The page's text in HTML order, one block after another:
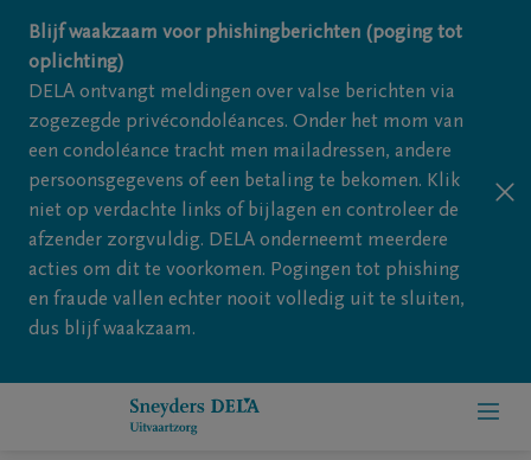
Overslaan en naar inhoud gaan
Blijf waakzaam voor phishingberichten (poging tot
oplichting)
DELA ontvangt meldingen over valse berichten via
zogezegde privécondoléances. Onder het mom van
een condoléance tracht men mailadressen, andere
persoonsgegevens of een betaling te bekomen. Klik
niet op verdachte links of bijlagen en controleer de
afzender zorgvuldig. DELA onderneemt meerdere
acties om dit te voorkomen. Pogingen tot phishing
en fraude vallen echter nooit volledig uit te sluiten,
dus blijf waakzaam.